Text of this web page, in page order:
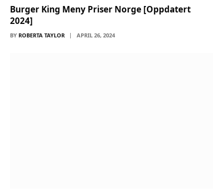
Burger King Meny Priser Norge [Oppdatert
2024]
BY ROBERTA TAYLOR APRIL 26, 2024